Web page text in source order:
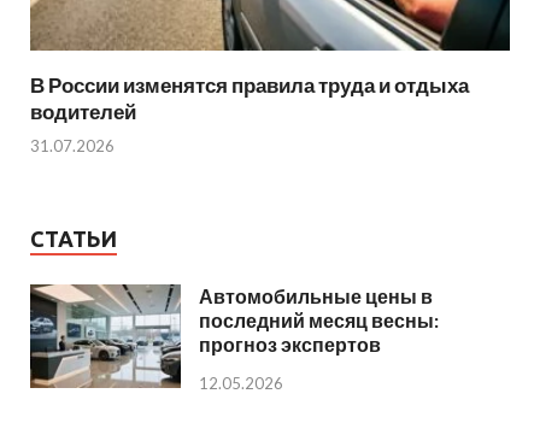
В России изменятся правила труда и отдыха
водителей
31.07.2026
СТАТЬИ
Автомобильные цены в
последний месяц весны:
прогноз экспертов
12.05.2026